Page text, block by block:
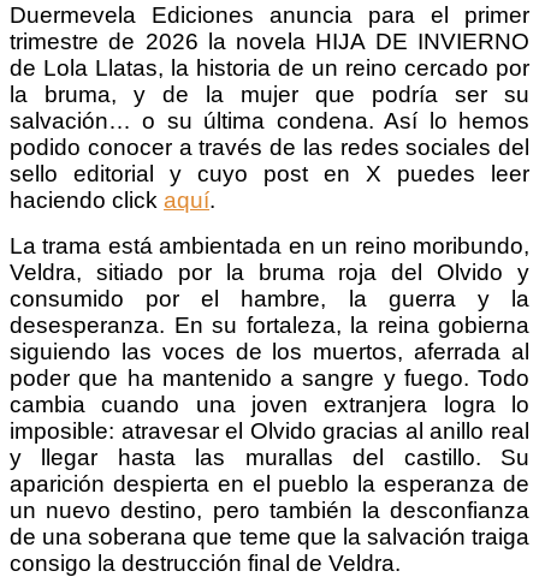
Duermevela Ediciones anuncia para el primer
trimestre de 2026 la novela HIJA DE INVIERNO
de Lola Llatas, la historia de un reino cercado por
la bruma, y de la mujer que podría ser su
salvación… o su última condena. Así lo hemos
podido conocer a través de las redes sociales del
sello editorial y cuyo post en X puedes leer
haciendo click aquí.
La trama está ambientada en un reino moribundo,
Veldra, sitiado por la bruma roja del Olvido y
consumido por el hambre, la guerra y la
desesperanza. En su fortaleza, la reina gobierna
siguiendo las voces de los muertos, aferrada al
poder que ha mantenido a sangre y fuego. Todo
cambia cuando una joven extranjera logra lo
imposible: atravesar el Olvido gracias al anillo real
y llegar hasta las murallas del castillo. Su
aparición despierta en el pueblo la esperanza de
un nuevo destino, pero también la desconfianza
de una soberana que teme que la salvación traiga
consigo la destrucción final de Veldra.